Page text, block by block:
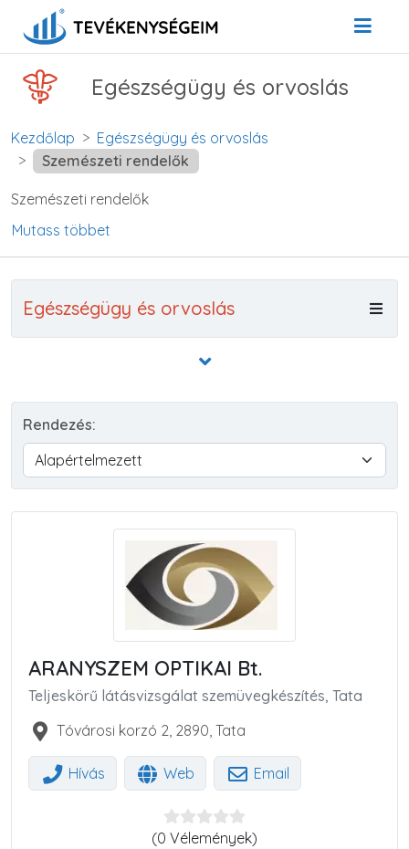
Egészségügy és orvoslás
Kezdőlap
Egészségügy és orvoslás
Szemészeti rendelők
Szemészeti rendelők
Mutass többet
Egészségügy és orvoslás
Rendezés:
ARANYSZEM OPTIKAI Bt.
Teljeskörű látásvizsgálat szemüvegkészítés, Tata
Tóvárosi korzó 2 2890 Tata
Hívás Web Email
(0 Vélemények)